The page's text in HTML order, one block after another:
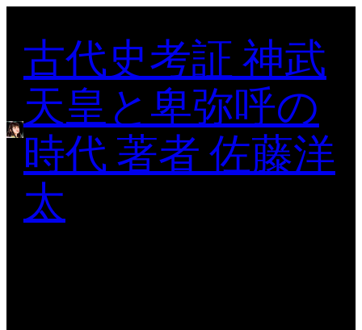
ッ
古代史考証 神武
天皇と卑弥呼の
時代 著者 佐藤洋
太